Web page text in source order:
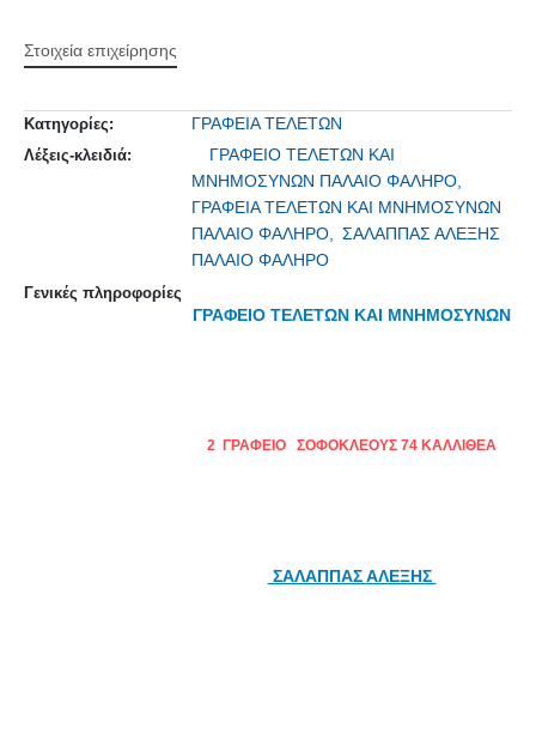
Στοιχεία επιχείρησης
Κατηγορίες: ΓΡΑΦΕΙΑ ΤΕΛΕΤΩΝ
Λέξεις-κλειδιά:
ΓΡΑΦΕΙΟ ΤΕΛΕΤΩΝ ΚΑΙ
ΜΝΗΜΟΣΥΝΩΝ ΠΑΛΑΙΟ ΦΑΛΗΡΟ,
ΓΡΑΦΕΙΑ ΤΕΛΕΤΩΝ ΚΑΙ ΜΝΗΜΟΣΥΝΩΝ
ΠΑΛΑΙΟ ΦΑΛΗΡΟ,
ΣΑΛΑΠΠΑΣ ΑΛΕΞΗΣ
ΠΑΛΑΙΟ ΦΑΛΗΡΟ
Γενικές πληροφορίες
ΓΡΑΦΕΙΟ ΤΕΛΕΤΩΝ ΚΑΙ ΜΝΗΜΟΣΥΝΩΝ
2 ΓΡΑΦΕΙΟ ΣΟΦΟΚΛΕΟΥΣ 74 ΚΑΛΛΙΘΕΑ
ΣΑΛΑΠΠΑΣ ΑΛΕΞΗΣ